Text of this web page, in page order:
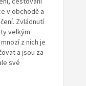
v obchodě a
Zvládnutí
velkým
z nich je
a jsou za
své